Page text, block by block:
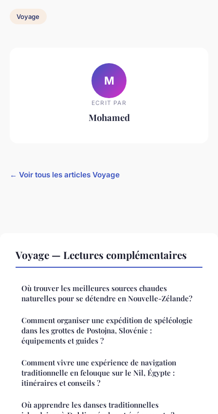
Voyage
M
ECRIT PAR
Mohamed
← Voir tous les articles Voyage
Voyage — Lectures complémentaires
Où trouver les meilleures sources chaudes
naturelles pour se détendre en Nouvelle-Zélande?
Comment organiser une expédition de spéléologie
dans les grottes de Postojna, Slovénie :
équipements et guides ?
Comment vivre une expérience de navigation
traditionnelle en felouque sur le Nil, Égypte :
itinéraires et conseils ?
Où apprendre les danses traditionnelles